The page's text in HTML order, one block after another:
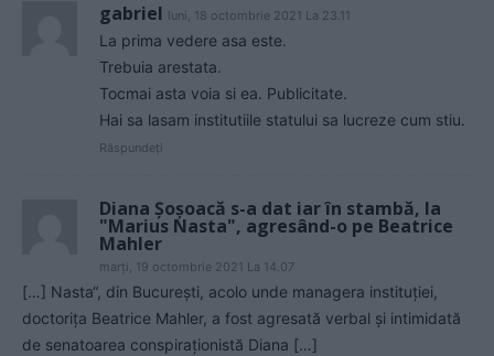
gabriel luni, 18 octombrie 2021 La 23.11
La prima vedere asa este.
Trebuia arestata.
Tocmai asta voia si ea. Publicitate.
Hai sa lasam institutiile statului sa lucreze cum stiu.
Răspundeți
Diana Şoşoacă s-a dat iar în stambă, la
"Marius Nasta", agresând-o pe Beatrice
Mahler
marți, 19 octombrie 2021 La 14.07
[…] Nasta“, din București, acolo unde managera instituției,
doctorița Beatrice Mahler, a fost agresată verbal și intimidată
de senatoarea conspiraționistă Diana […]